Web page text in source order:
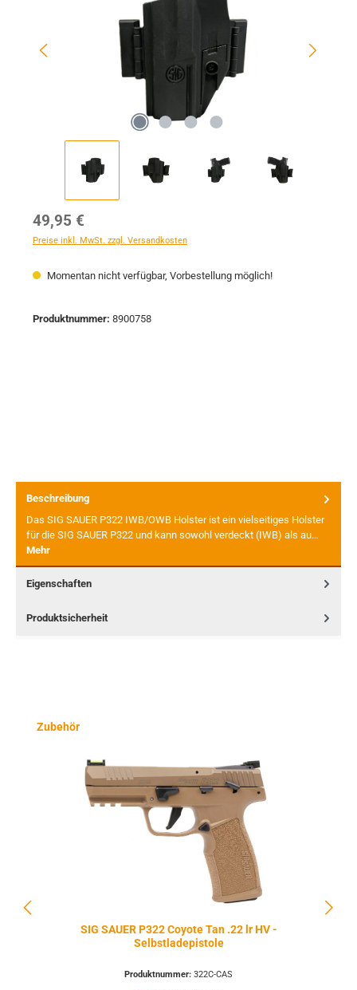
Regulärer Preis:
49,95 €
Preise inkl. MwSt. zzgl. Versandkosten
Momentan nicht verfügbar, Vorbestellung möglich!
Produktnummer: 8900758
Beschreibung
Das SIG SAUER P322 IWB/OWB Holster ist ein vielseitiges Holster
für die SIG SAUER P322 und kann sowohl verdeckt (IWB) als au…
Mehr
Eigenschaften
Produktsicherheit
Produktgalerie überspringen
Zubehör
SIG SAUER P322 Coyote Tan .22 lr HV -
Selbstladepistole
Produktnummer: 322C-CAS